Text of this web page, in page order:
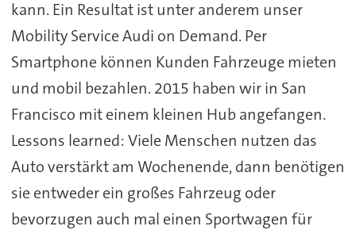
kann. Ein Resultat ist unter anderem unser
Mobility Service Audi on Demand. Per
Smartphone können Kunden Fahrzeuge mieten
und mobil bezahlen. 2015 haben wir in San
Francisco mit einem kleinen Hub angefangen.
Lessons learned: Viele Menschen nutzen das
Auto verstärkt am Wochenende, dann benötigen
sie entweder ein großes Fahrzeug oder
bevorzugen auch mal einen Sportwagen für